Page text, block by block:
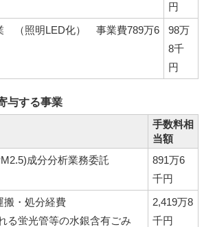
円
（照明LED化） 事業費789万6
98万
8千
円
与する事業
手数料相
当額
成分分析業務委託
891万6
千円
搬・処分経費
る蛍光管等の水銀含有ごみ
2,419万8
千円